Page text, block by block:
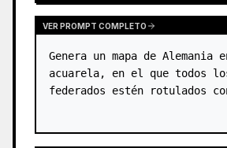
VER PROMPT COMPLETO
Genera un mapa de Alemania
acuarela, en el que todos
federados estén rotulados